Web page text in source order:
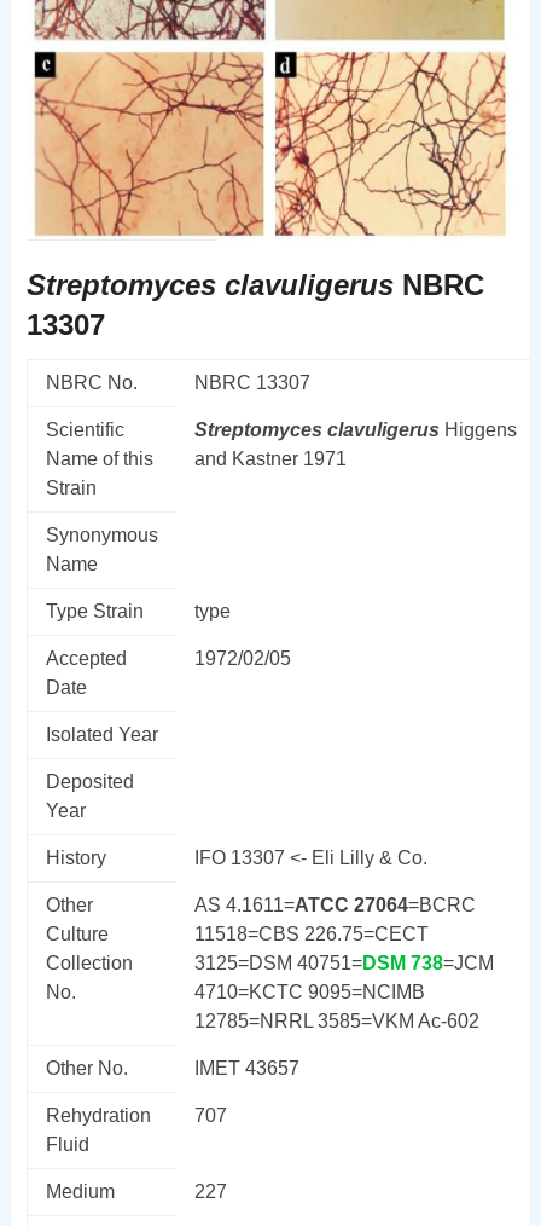
Streptomyces clavuligerusNBRC
13307
NBRC No. NBRC 13307
Scientific
Name of this
Strain
Streptomyces clavuligerus Higgens
and Kastner 1971
Synonymous
Name
Type Strain type
Accepted
Date
1972/02/05
Isolated Year
Deposited
Year
History IFO 13307 <- Eli Lilly & Co.
Other
Culture
Collection
No.
AS 4.1611=ATCC 27064=BCRC
11518=CBS 226.75=CECT
3125=DSM 40751=DSM 738=JCM
4710=KCTC 9095=NCIMB
12785=NRRL 3585=VKM Ac-602
Other No. IMET 43657
Rehydration
Fluid
707
Medium 227